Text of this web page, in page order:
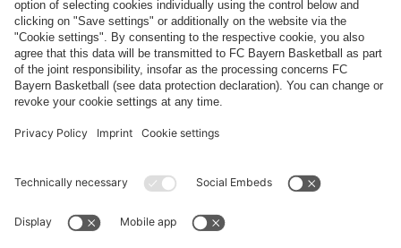
Catégories principales
Plus de catégories